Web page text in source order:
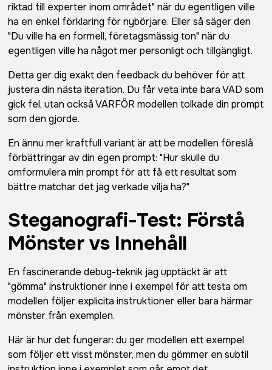
riktad till experter inom området" när du egentligen ville
ha en enkel förklaring för nybörjare. Eller så säger den
"Du ville ha en formell, företagsmässig ton" när du
egentligen ville ha något mer personligt och tillgängligt.
Detta ger dig exakt den feedback du behöver för att
justera din nästa iteration. Du får veta inte bara VAD som
gick fel, utan också VARFÖR modellen tolkade din prompt
som den gjorde.
En ännu mer kraftfull variant är att be modellen föreslå
förbättringar av din egen prompt: "Hur skulle du
omformulera min prompt för att få ett resultat som
bättre matchar det jag verkade vilja ha?"
Steganografi-Test: Förstå
Mönster vs Innehåll
En fascinerande debug-teknik jag upptäckt är att
"gömma" instruktioner inne i exempel för att testa om
modellen följer explicita instruktioner eller bara härmar
mönster från exemplen.
Här är hur det fungerar: du ger modellen ett exempel
som följer ett visst mönster, men du gömmer en subtil